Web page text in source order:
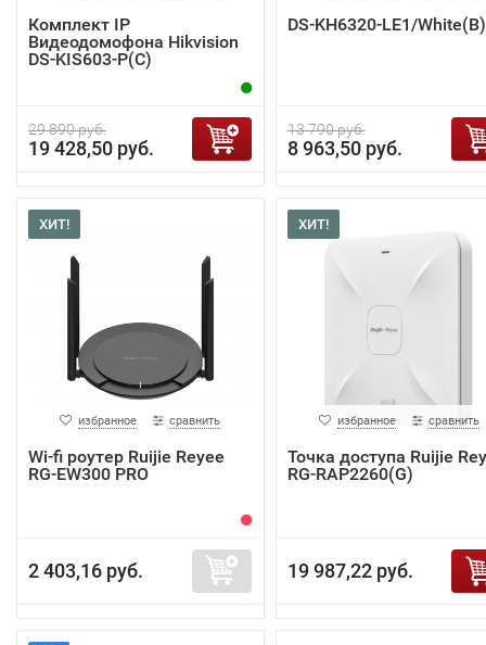
Комплект IP
Видеодомофона Hikvision
DS-KIS603-P(C)
29 890 руб.
19 428,50 руб.
DS-KH6320-LE1/White(B)
13 790 руб.
8 963,50 руб.
ХИТ!
избранное сравнить
Wi-fi роутер Ruijie Reyee
RG-EW300 PRO
2 403,16 руб.
ХИТ!
избранное сравнить
Точка доступа Ruijie
RG-RAP2260(G)
19 987,22 руб.